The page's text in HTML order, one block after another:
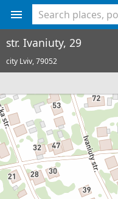
str. Ivaniuty, 29
city Lviv,79052
<% console.log(hcard) %>